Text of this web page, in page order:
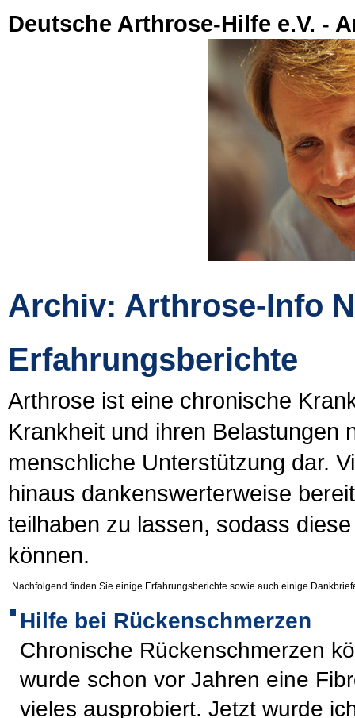
Deutsche Arthrose-Hilfe e.V. -
Archiv: Arthrose-Info
Erfahrungsberichte
Arthrose ist eine chronische
Krankheit und ihren Belastungen
menschliche Unterstützung dar.
hinaus dankenswerterweise
teilhaben zu lassen, sodass
können.
Nachfolgend finden Sie einige Erfahrungsberichte sowie auch einige
Hilfe bei Rückenschmerzen
Chronische Rückenschmerzen
wurde schon vor Jahren eine
vieles ausprobiert. Jetzt wurde